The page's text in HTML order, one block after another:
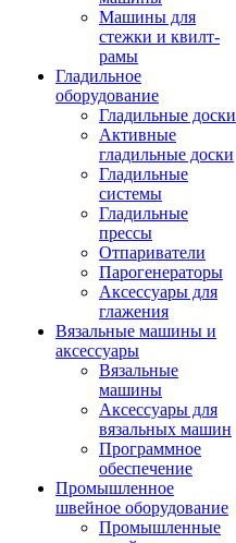
Машины для
стежки и квилт-
рамы
Гладильное
оборудование
Гладильные доски
Активные
гладильные доски
Гладильные
системы
Гладильные
прессы
Отпариватели
Парогенераторы
Аксессуары для
глажения
Вязальные машины и
аксессуары
Вязальные
машины
Аксессуары для
вязальных машин
Программное
обеспечение
Промышленное
швейное оборудование
Промышленные